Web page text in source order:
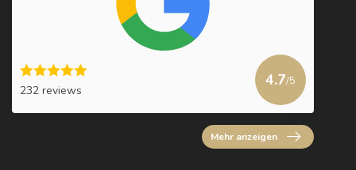
232 reviews
4.7/5
Mehr anzeigen